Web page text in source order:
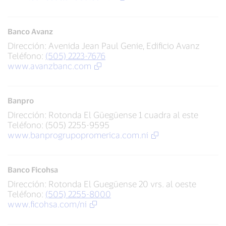
Banco Avanz
Dirección: Avenida Jean Paul Genie, Edificio Avanz
Teléfono: (505) 2223-7676
www.avanzbanc.com
Banpro
Dirección: Rotonda El Güegüense 1 cuadra al este
Teléfono: (505) 2255-9595
www.banprogrupopromerica.com.ni
Banco Ficohsa
Dirección: Rotonda El Guegüense 20 vrs. al oeste
Teléfono: (505) 2255-8000
www.ficohsa.com/ni